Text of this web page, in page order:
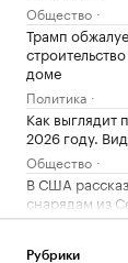
Общество
Трамп
доме
Политика
Как выглядит
2026 году.
Общество
В США
снарядам из
Украину
Рубрики